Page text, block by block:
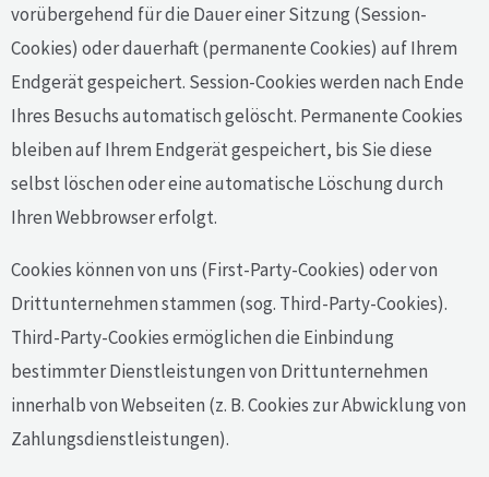
vorübergehend für die Dauer einer Sitzung (Session-
Cookies) oder dauerhaft (permanente Cookies) auf Ihrem
Endgerät gespeichert. Session-Cookies werden nach Ende
Ihres Besuchs automatisch gelöscht. Permanente Cookies
bleiben auf Ihrem Endgerät gespeichert, bis Sie diese
selbst löschen oder eine automatische Löschung durch
Ihren Webbrowser erfolgt.
Cookies können von uns (First-Party-Cookies) oder von
Drittunternehmen stammen (sog. Third-Party-Cookies).
Third-Party-Cookies ermöglichen die Einbindung
bestimmter Dienstleistungen von Drittunternehmen
innerhalb von Webseiten (z. B. Cookies zur Abwicklung von
Zahlungsdienstleistungen).